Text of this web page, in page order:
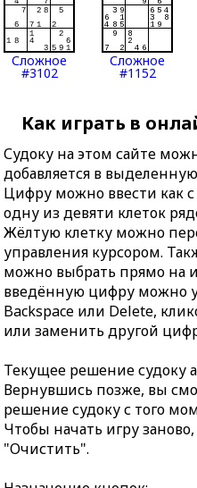
Сложное
#3102
Сложное
#1152
Как играть в
Судоку на этом сайте
добавляется в
Цифру можно ввести как
одну из девяти клеток
Жёлтую клетку можно
управления курсором.
можно выбрать прямо на
введённую цифру можно
Backspace или Delete,
или заменить другой
Текущее решение судоку
Вернувшись позже, вы
решение судоку с того
Чтобы начать игру
"Очистить".